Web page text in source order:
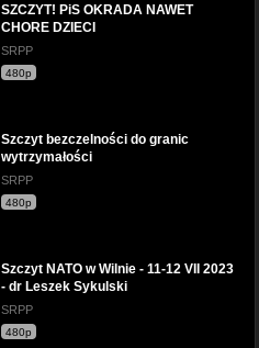
SZCZYT! PiS OKRADA NAWET
CHORE DZIECI
SRPP
480p
Szczyt bezczelności do granic
wytrzymałości
SRPP
480p
Szczyt NATO w Wilnie - 11-12 VII 2023
- dr Leszek Sykulski
SRPP
480p